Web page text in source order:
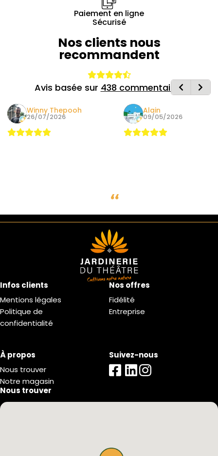
Paiement en ligne
Sécurisé
Nos clients nous
recommandent
Avis basée sur 438 commentaires
Winny Thepooh
26/07/2026
Alain
09/05/2026
Infos clients
Mentions légales
Politique de
confidentialité
Nos offres
Fidélité
Entreprise
À propos
Nous trouver
Notre magasin
Suivez-nous
Nous trouver